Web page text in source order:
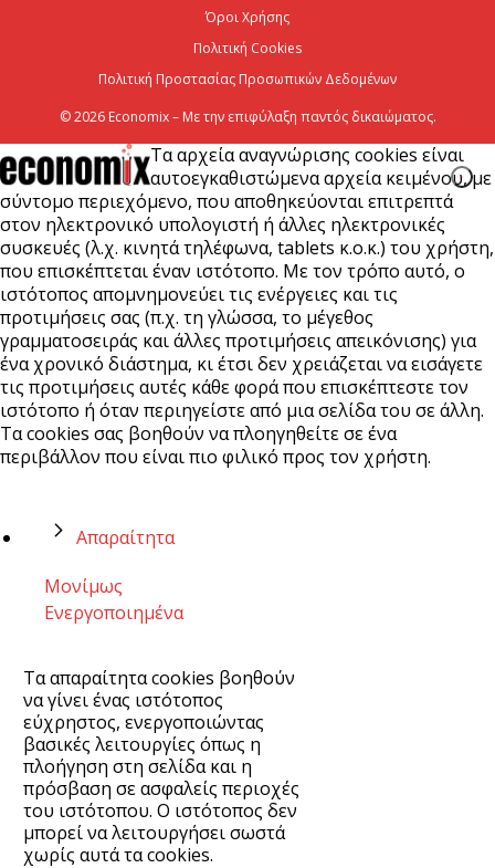
Όροι Χρήσης
Πολιτική Cookies
Πολιτική Προστασίας Προσωπικών Δεδομένων
© 2026 Economix – Με την επιφύλαξη παντός δικαιώματος.
Τα αρχεία αναγνώρισης cookies είναι
αυτοεγκαθιστώμενα αρχεία κειμένου, με
σύντομο περιεχόμενο, που αποθηκεύονται επιτρεπτά
στον ηλεκτρονικό υπολογιστή ή άλλες ηλεκτρονικές
συσκευές (λ.χ. κινητά τηλέφωνα, tablets κ.ο.κ.) του χρήστη,
που επισκέπτεται έναν ιστότοπο. Με τον τρόπο αυτό, ο
ιστότοπος απομνημονεύει τις ενέργειες και τις
προτιμήσεις σας (π.χ. τη γλώσσα, το μέγεθος
γραμματοσειράς και άλλες προτιμήσεις απεικόνισης) για
ένα χρονικό διάστημα, κι έτσι δεν χρειάζεται να εισάγετε
τις προτιμήσεις αυτές κάθε φορά που επισκέπτεστε τον
ιστότοπο ή όταν περιηγείστε από μια σελίδα του σε άλλη.
Τα cookies σας βοηθούν να πλοηγηθείτε σε ένα
περιβάλλον που είναι πιο φιλικό προς τον χρήστη.
Απαραίτητα
Μονίμως
Ενεργοποιημένα
Τα απαραίτητα cookies βοηθούν
να γίνει ένας ιστότοπος
εύχρηστος, ενεργοποιώντας
βασικές λειτουργίες όπως η
πλοήγηση στη σελίδα και η
πρόσβαση σε ασφαλείς περιοχές
του ιστότοπου. Ο ιστότοπος δεν
μπορεί να λειτουργήσει σωστά
χωρίς αυτά τα cookies.